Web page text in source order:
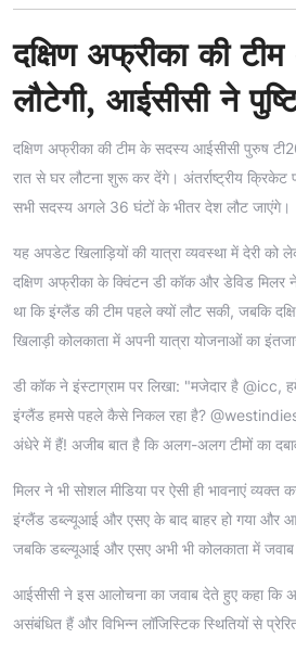
दक्षिण अफ्रीका की
लौटेगी, आईसीसी ने
दक्षिण अफ्रीका की टीम के सदस्य आईसीसी पुरुष
रात से घर लौटना शुरू कर देंगे। अंतर्राष्ट्रीय
सभी सदस्य अगले 36 घंटों के भीतर देश लौट जाएंगे।
यह अपडेट खिलाड़ियों की यात्रा व्यवस्था में देरी को
दक्षिण अफ्रीका के क्विंटन डी कॉक और डेविड मिलर
था कि इंग्लैंड की टीम पहले क्यों लौट सकी, जबकि
खिलाड़ी कोलकाता में अपनी यात्रा योजनाओं का
डी कॉक ने इंस्टाग्राम पर लिखा: "मजेदार है @icc,
इंग्लैंड हमसे पहले कैसे निकल रहा है?
अंधेरे में हैं! अजीब बात है कि अलग-अलग टीमों का
मिलर ने भी सोशल मीडिया पर ऐसी ही भावनाएं
इंग्लैंड डब्ल्यूआई और एसए के बाद बाहर हो गया और
जबकि डब्ल्यूआई और एसए अभी भी कोलकाता में
आईसीसी ने इस आलोचना का जवाब देते हुए कहा कि
असंबंधित हैं और विभिन्न लॉजिस्टिक स्थितियों से